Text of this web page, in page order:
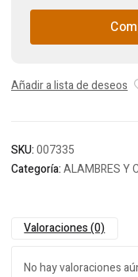
Añadir a lista de deseos
SKU:007335
Categoría:ALAMBRES Y
Valoraciones (0)
No hay valoraciones